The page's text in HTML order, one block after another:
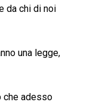
da chi di noi
una legge,
che adesso